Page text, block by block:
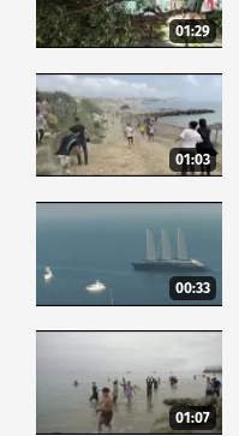
01:29
01:03
00:33
01:07